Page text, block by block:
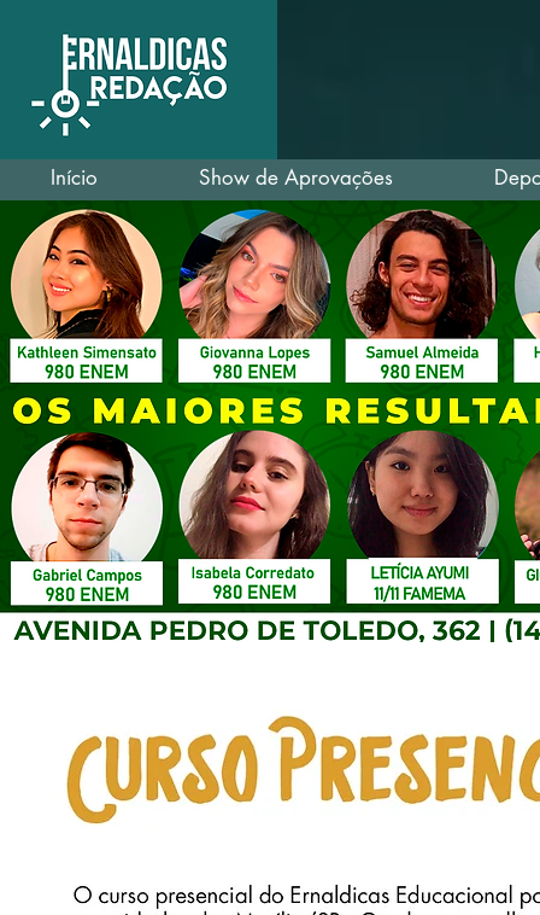
Início Show de Aprovações